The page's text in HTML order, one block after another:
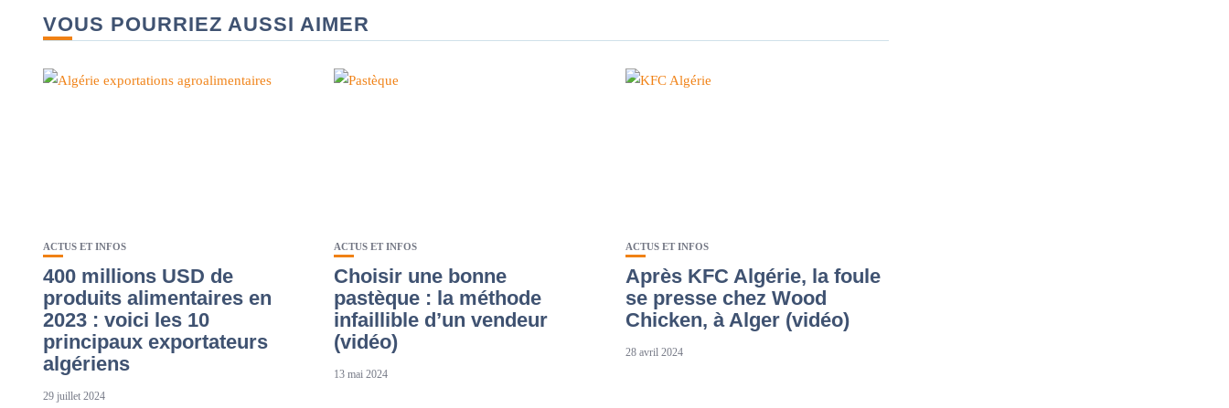
VOUS POURRIEZ AUSSI AIMER
ACTUS ET INFOS
400 millions USD de
produits alimentaires en
2023 : voici les 10
principaux exportateurs
algériens
29 juillet 2024
ACTUS ET INFOS
Choisir une bonne
pastèque : la méthode
infaillible d’un vendeur
(vidéo)
13 mai 2024
ACTUS ET INFOS
Après KFC Algérie, la foule
se presse chez Wood
Chicken, à Alger (vidéo)
28 avril 2024